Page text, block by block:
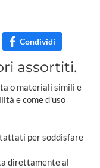
Condividi
assortiti.
o materiali simili e
e come d'uso
per soddisfare
direttamente al